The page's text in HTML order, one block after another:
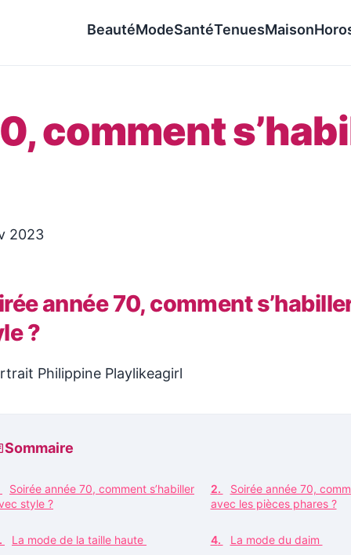
BeautéModeSantéTenuesMaison
comment
2023
année 70, comment
?
Sommaire
Soirée année 70, comment s’habiller
style ?
Soirée année 70,
avec les pièces phares ?
La mode de la taille haute La mode du daim